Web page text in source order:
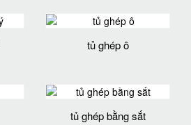
tủ ghép ô
tủ ghép bằng sắt